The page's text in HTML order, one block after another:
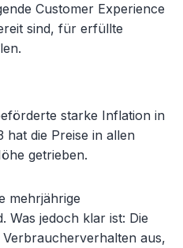
Customer Experience
sind, für erfüllte
starke Inflation in
hat die Preise in allen
getrieben.
mehrjährige
Was jedoch klar ist: Die
aus,